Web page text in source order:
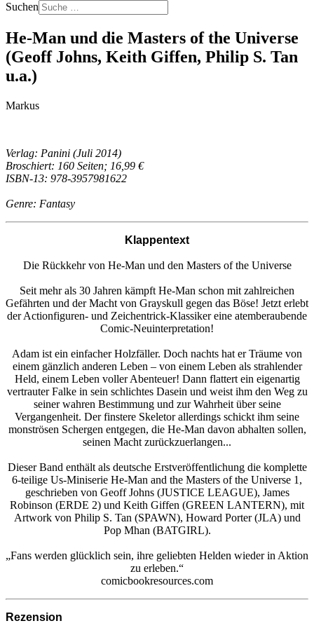
Suchen
He-Man und die Masters of the Universe
(Geoff Johns, Keith Giffen, Philip S. Tan
u.a.)
Markus
Verlag: Panini (Juli 2014)
Broschiert: 160 Seiten; 16,99 €
ISBN-13: 978-3957981622
Genre: Fantasy
Klappentext
Die Rückkehr von He-Man und den Masters of the Universe
Seit mehr als 30 Jahren kämpft He-Man schon mit zahlreichen
Gefährten und der Macht von Grayskull gegen das Böse! Jetzt erlebt
der Actionfiguren- und Zeichentrick-Klassiker eine atemberaubende
Comic-Neuinterpretation!
Adam ist ein einfacher Holzfäller. Doch nachts hat er Träume von
einem gänzlich anderen Leben – von einem Leben als strahlender
Held, einem Leben voller Abenteuer! Dann flattert ein eigenartig
vertrauter Falke in sein schlichtes Dasein und weist ihm den Weg zu
seiner wahren Bestimmung und zur Wahrheit über seine
Vergangenheit. Der finstere Skeletor allerdings schickt ihm seine
monströsen Schergen entgegen, die He-Man davon abhalten sollen,
seinen Macht zurückzuerlangen...
Dieser Band enthält als deutsche Erstveröffentlichung die komplette
6-teilige Us-Miniserie He-Man and the Masters of the Universe 1,
geschrieben von Geoff Johns (JUSTICE LEAGUE), James
Robinson (ERDE 2) und Keith Giffen (GREEN LANTERN), mit
Artwork von Philip S. Tan (SPAWN), Howard Porter (JLA) und
Pop Mhan (BATGIRL).
„Fans werden glücklich sein, ihre geliebten Helden wieder in Aktion
zu erleben.“
comicbookresources.com
Rezension